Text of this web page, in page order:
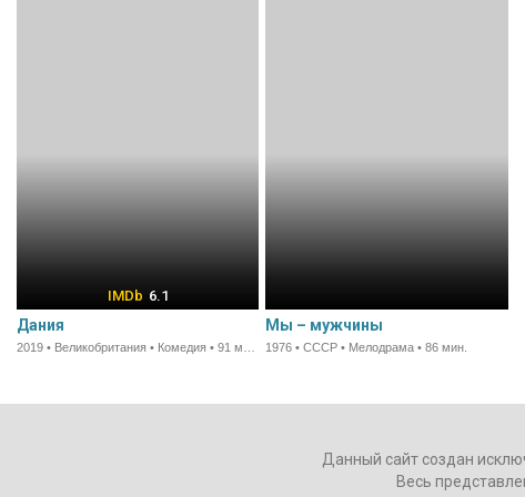
6.1
Дания Мы – мужчины
1976 • СССР • Мелодрама • 86 мин.
Данный сайт создан
Весь